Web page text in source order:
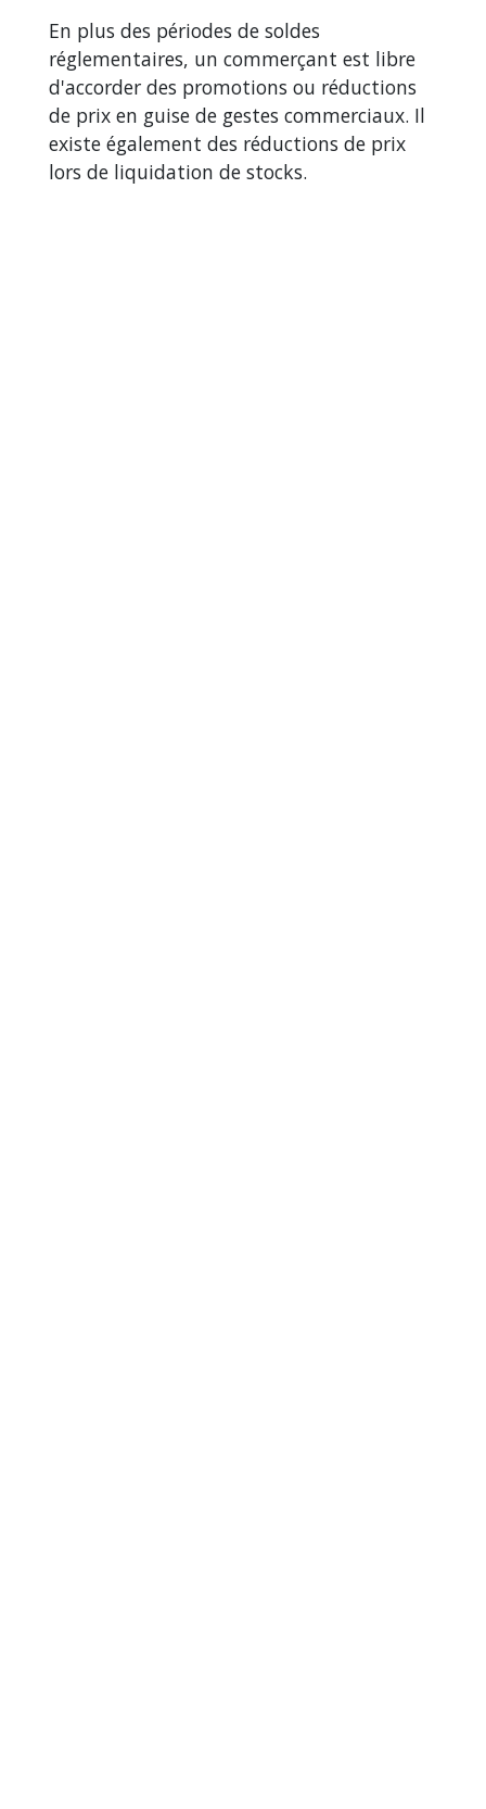
En plus des périodes de soldes
réglementaires, un commerçant est libre
d'accorder des promotions ou réductions
de prix en guise de gestes commerciaux. Il
existe également des réductions de prix
lors de liquidation de stocks.